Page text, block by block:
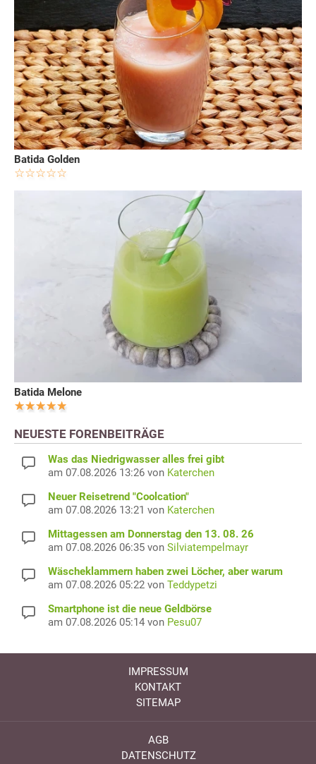
Batida Golden
Batida Melone
NEUESTE FORENBEITRÄGE
Was das Niedrigwasser alles frei gibt
am 07.08.2026 13:26 von Katerchen
Neuer Reisetrend "Coolcation"
am 07.08.2026 13:21 von Katerchen
Mittagessen am Donnerstag den 13. 08. 26
am 07.08.2026 06:35 von Silviatempelmayr
Wäscheklammern haben zwei Löcher, aber warum
am 07.08.2026 05:22 von Teddypetzi
Smartphone ist die neue Geldbörse
am 07.08.2026 05:14 von Pesu07
IMPRESSUM
KONTAKT
SITEMAP
AGB
DATENSCHUTZ